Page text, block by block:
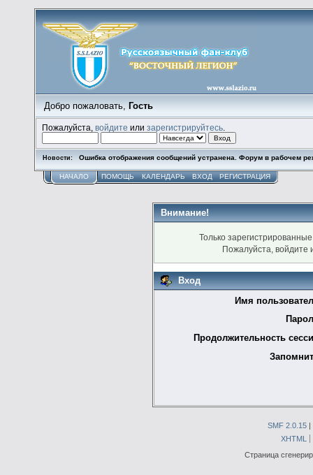
Добро пожаловать, Гость
Пожалуйста,войдите илизарегистрируйтесь
Новости: Ошибка отображения сообщений устранена. Форум в рабочем
НАЧАЛО ПОМОЩЬ КАЛЕНДАРЬ ВХОД РЕГИСТРАЦИЯ
Внимание!
Только
Пожалуйста, войдите
Вход
Имя
Продолжительность
SMF 2.0.15 |
XHTML
Страница